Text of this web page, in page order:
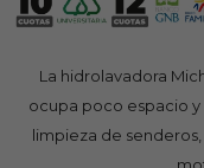
La hidrolavadora
ocupa poco espacio y
limpieza de